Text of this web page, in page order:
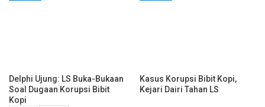
Delphi Ujung: LS Buka-Bukaan
Soal Dugaan Korupsi Bibit
Kopi
Kasus Korupsi Bibit Kopi,
Kejari Dairi Tahan LS